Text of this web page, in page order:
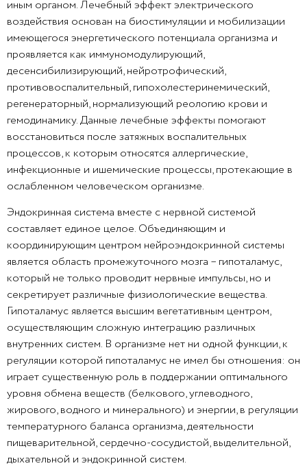
иным органом. Лечебный эффект электрического
воздействия основан на биостимуляции и мобилизации
имеющегося энергетического потенциала организма и
проявляется как иммуномодулирующий,
десенсибилизирующий, нейротрофический,
противовоспалительный, гипохолестеринемический,
регенераторный, нормализующий реологию крови и
гемодинамику. Данные лечебные эффекты помогают
восстановиться после затяжных воспалительных
процессов, к которым относятся аллергические,
инфекционные и ишемические процессы, протекающие в
ослабленном человеческом организме.
Эндокринная система вместе с нервной системой
составляет единое целое. Объединяющим и
координирующим центром нейроэндокринной системы
является область промежуточного мозга – гипоталамус,
который не только проводит нервные импульсы, но и
секретирует различные физиологические вещества.
Гипоталамус является высшим вегетативным центром,
осуществляющим сложную интеграцию различных
внутренних систем. В организме нет ни одной функции, к
регуляции которой гипоталамус не имел бы отношения: он
играет существенную роль в поддержании оптимального
уровня обмена веществ (белкового, углеводного,
жирового, водного и минерального) и энергии, в регуляции
температурного баланса организма, деятельности
пищеварительной, сердечно-сосудистой, выделительной,
дыхательной и эндокринной систем.